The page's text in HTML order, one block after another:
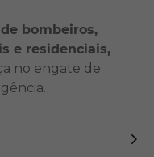
bombeiros,
e residenciais,
no engate de